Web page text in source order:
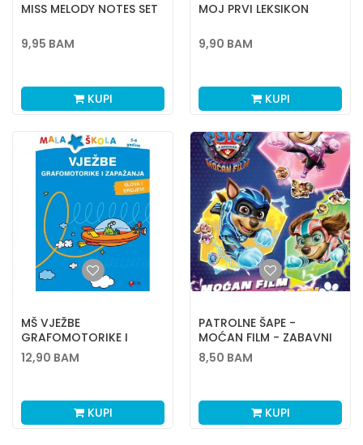
MISS MELODY NOTES SET
9,95 BAM
KUPI
MOJ PRVI LEKSIKON
9,90 BAM
KUPI
MŠ VJEŽBE
GRAFOMOTORIKE I
ZAPAŽANJA 1-4
12,90 BAM
KUPI
PATROLNE ŠAPE -
MOĆAN FILM - ZABAVNI
ZADACI
8,50 BAM
KUPI